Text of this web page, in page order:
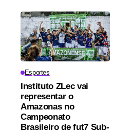
Esportes
Instituto ZLec vai
representar o
Amazonas no
Campeonato
Brasileiro de fut7 Sub-